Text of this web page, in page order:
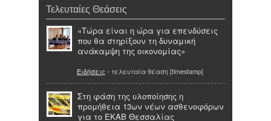
Τελευταίες Θεάσεις
«Τώρα είναι η ώρα για επενδύσεις
που θα στηρίξουν τη δυναμική
ανάκαμψη της οικονομίας»
Ειδήσεις - τελευταία θέαση [timestamp]
Στη φάση της υλοποίησης η
προμήθεια 13ων νέων ασθενοφόρων
για το ΕΚΑΒ Θεσσαλίας